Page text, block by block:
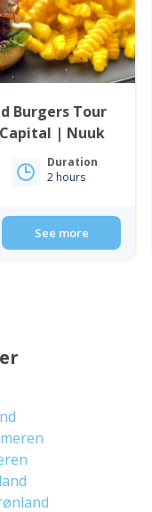
Burgers Tour
Capital | Nuuk
Duration
2 hours
See more